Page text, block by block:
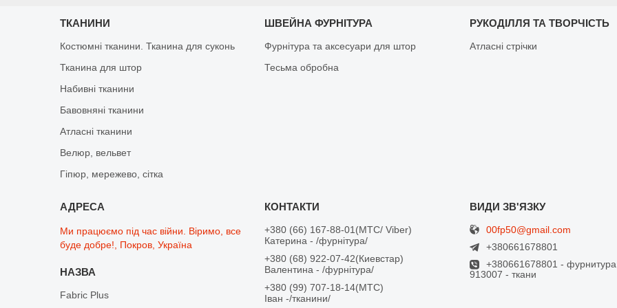
ТКАНИНИ
Костюмні тканини. Тканина для суконь
Тканина для штор
Набивні тканини
Бавовняні тканини
Атласні тканини
Велюр, вельвет
Гіпюр, мережево, сітка
ШВЕЙНА ФУРНІТУРА
Фурнітура та аксесуари для штор
Тесьма обробна
РУКОДІЛЛЯ ТА ТВОРЧІСТЬ
Атласні стрічки
Ми працюємо під час війни. Віримо, все
буде добре!, Покров, Україна
Fabric Plus
+380 (66) 167-88-01 МТС/ Viber
Катерина - /фурнітура/
+380 (68) 922-07-42 Киевстар
Валентина - /фурнітура/
+380 (99) 707-18-14 МТС
Іван -/тканини/
00fp50@gmail.com
+380661678801
+380661678801 -
913007 - ткани